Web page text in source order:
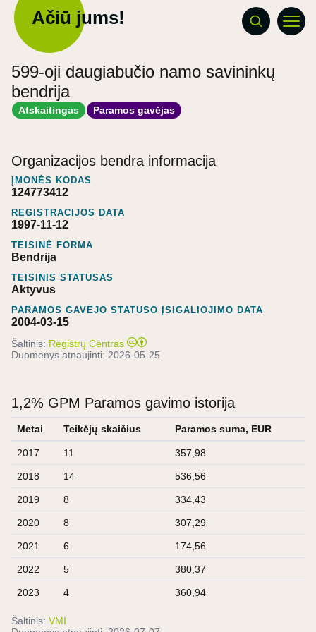
Ačiū jums!
599-oji daugiabučio namo savininkų
bendrija
Atskaitingas Paramos gavėjas
Organizacijos bendra informacija
ĮMONĖS KODAS
124773412
REGISTRACIJOS DATA
1997-11-12
TEISINĖ FORMA
Bendrija
TEISINIS STATUSAS
Aktyvus
PARAMOS GAVĖJO STATUSO ĮSIGALIOJIMO DATA
2004-03-15
Šaltinis: Registrų Centras
Duomenys atnaujinti: 2026-05-25
1,2% GPM Paramos gavimo istorija
Metai Teikėjų skaičius Paramos suma, EUR
2017 11 357,98
2018 14 536,56
2019 8 334,43
2020 8 307,29
2021 6 174,56
2022 5 380,37
2023 4 360,94
Šaltinis: VMI